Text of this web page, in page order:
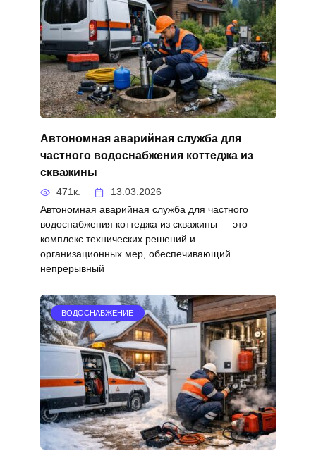
Автономная аварийная служба для
частного водоснабжения коттеджа из
скважины
471к. 13.03.2026
Автономная аварийная служба для частного
водоснабжения коттеджа из скважины — это
комплекс технических решений и
организационных мер, обеспечивающий
непрерывный
ВОДОСНАБЖЕНИЕ